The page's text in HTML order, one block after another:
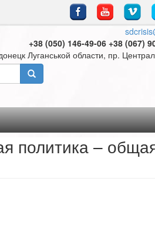
+38 (050) 146-49-06 +38 (067)
Луганськой области, пр.
политика –